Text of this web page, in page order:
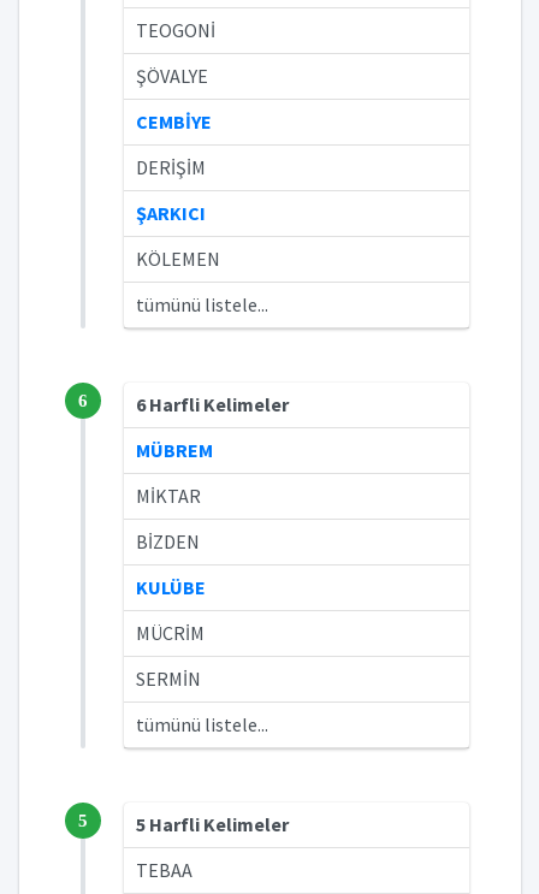
TEOGONİ
ŞÖVALYE
CEMBİYE
DERİŞİM
ŞARKICI
KÖLEMEN
tümünü listele...
6
6 Harfli Kelimeler
MÜBREM
MİKTAR
BİZDEN
KULÜBE
MÜCRİM
SERMİN
tümünü listele...
5
5 Harfli Kelimeler
TEBAA